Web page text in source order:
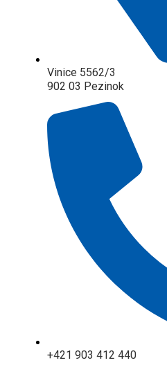
Vinice 5562/3
902 03 Pezinok
+421 903 412 440